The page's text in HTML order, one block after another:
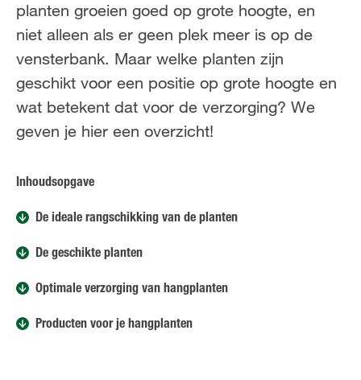
planten groeien goed op grote hoogte, en
niet alleen als er geen plek meer is op de
vensterbank. Maar welke planten zijn
geschikt voor een positie op grote hoogte en
wat betekent dat voor de verzorging? We
geven je hier een overzicht!
Inhoudsopgave
De ideale rangschikking van de planten
De geschikte planten
Optimale verzorging van hangplanten
Producten voor je hangplanten